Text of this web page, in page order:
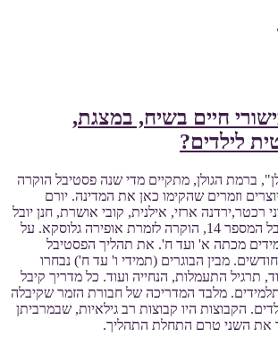
חיים בשיח, במצגת,
לילדים?
ברמת הגולן, מתקיים מדי שנה פסטיבל הוקרה
וזמרים שהקימו כאן את המדינה. יורם
רכטר,ירדנה ארזי, אילנית, קובי אושרת, חנן יובל
והמאמר נכתב בפסטיבל המספר 14, הוקרה לזמרת אופירה גלוסקא. על
הופיעו 300 תלמידים מכתה א' ועד ח'. את תהליך הפסטיבל
מבין הבוגרים (תמידי ו' עד ח') נבחרו
תרגיל התעמלות, הנחייה ועוד. כל מדריך קיבל
רשימה של כ30 תלמידים. מלבד המדריכה של חבורת הזמר שקיבלה
רשימה של 80 ילדים. הקבוצות היו קבוצות רב גילאיות, שבמרביתן
את השני טרם התחלת התהליך.